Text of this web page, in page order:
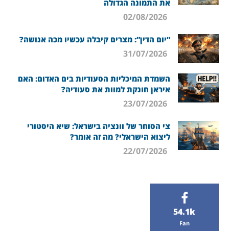
את התמונה הגדולה
“יום הדין”: מצרים קיבלה עכשיו מכה אנושה?
השמדת המיכליות הסעודיות בים האדום: האם
איראן חונקת למוות את סעודיה?
צי הסוחר של וונציה בישראל: שיא היסטורי
ליצוא הישראלי? מה זה אומר?
54.1k
Fan